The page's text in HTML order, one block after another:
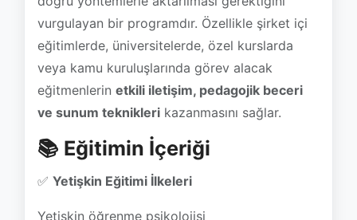
eğitmenlerin
etkili iletişim, pedagojik beceri
ve sunum teknikleri
kazanmasını sağlar.
📚 Eğitimin İçeriği
Yetişkin Eğitimi İlkeleri
Yetişkin öğrenme psikolojisi
Katılımcı motivasyonu artırma yöntemleri
✅Eğitim Tasarımı ve Planlama